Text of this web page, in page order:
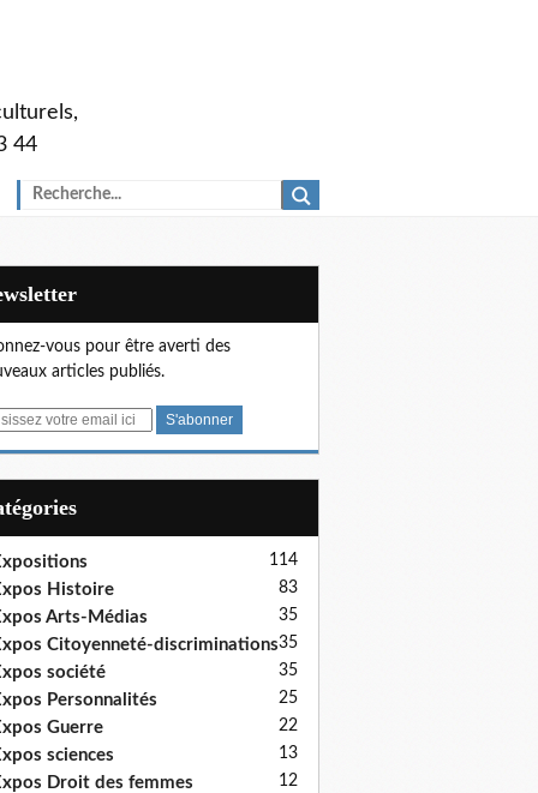
44
vous pour être averti des
articles publiés.
114
Histoire 83
Arts-Médias 35
Citoyenneté-discriminations35
société 35
Personnalités 25
Guerre 22
sciences 13
Droit des femmes 12